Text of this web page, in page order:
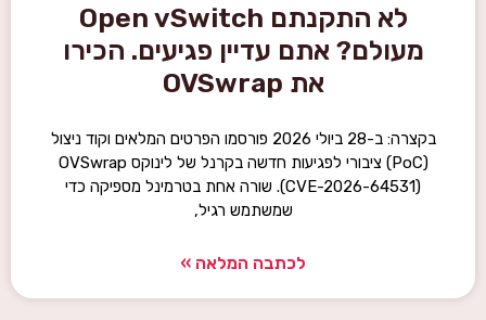
לא התקנתם Open vSwitch
מעולם? אתם עדיין פגיעים. הכירו
את OVSwrap
בקצרה: ב-28 ביולי 2026 פורסמו הפרטים המלאים וקוד ניצול
(PoC) ציבורי לפגיעות חדשה בקרנל של לינוקס OVSwrap
(CVE-2026-64531). שורה אחת בטרמינל מספיקה כדי
שמשתמש רגיל,
לכתבה המלאה »